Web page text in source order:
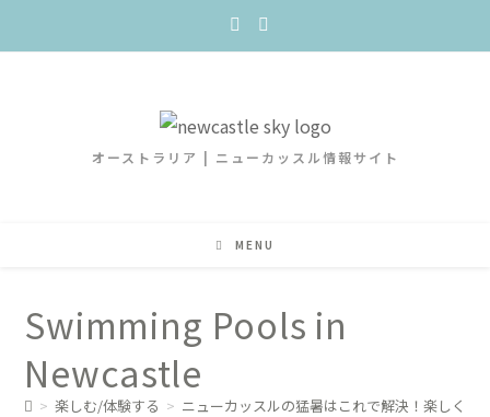
オーストラリア | ニューカッスル情報サイト
MENU
Swimming Pools in
Newcastle
> 楽しむ/体験する > ニューカッスルの猛暑はこれで解決！楽しく涼